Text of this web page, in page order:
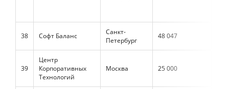
38 Софт Баланс
Санкт-
Петербург
48 047
39
Центр
Корпоративных
Технологий
Москва 25 000